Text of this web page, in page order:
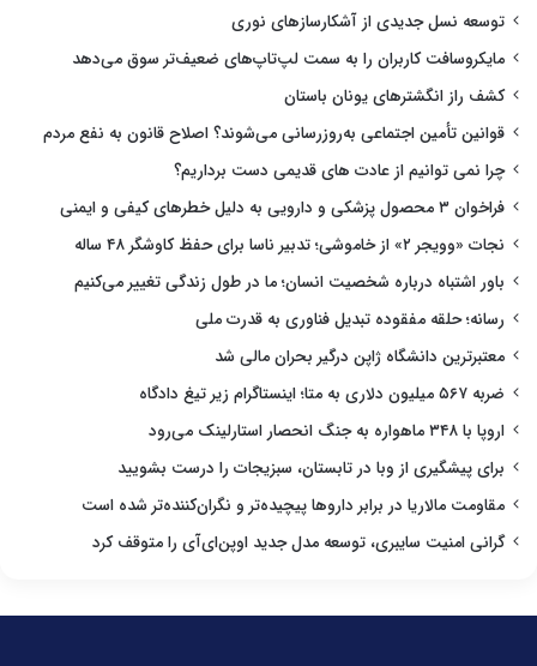
توسعه نسل جدیدی از آشکارسازهای نوری
مایکروسافت کاربران را به سمت لپ‌تاپ‌های ضعیف‌تر سوق می‌دهد
کشف راز انگشترهای یونان باستان
قوانین تأمین اجتماعی به‌روزرسانی می‌شوند؟ اصلاح قانون به نفع مردم
چرا نمی توانیم از عادت های قدیمی دست برداریم؟
فراخوان ۳ محصول پزشکی و دارویی به دلیل خطرهای کیفی و ایمنی
نجات «وویجر ۲» از خاموشی؛ تدبیر ناسا برای حفظ کاوشگر ۴۸ ساله
باور اشتباه درباره شخصیت انسان؛ ما در طول زندگی تغییر می‌کنیم
رسانه؛ حلقه مفقوده تبدیل فناوری به قدرت ملی
معتبرترین دانشگاه ژاپن درگیر بحران مالی شد
ضربه ۵۶۷ میلیون دلاری به متا؛ اینستاگرام زیر تیغ دادگاه
اروپا با ۳۴۸ ماهواره به جنگ انحصار استارلینک می‌رود
برای پیشگیری از وبا در تابستان، سبزیجات را درست بشویید
مقاومت مالاریا در برابر داروها پیچیده‌تر و نگران‌کننده‌تر شده است
گرانی امنیت سایبری، توسعه مدل جدید اوپن‌ای‌آی را متوقف کرد